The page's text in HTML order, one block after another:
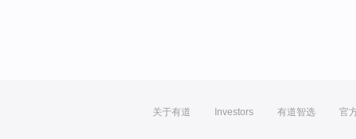
关于有道 Investors 有道智选 官